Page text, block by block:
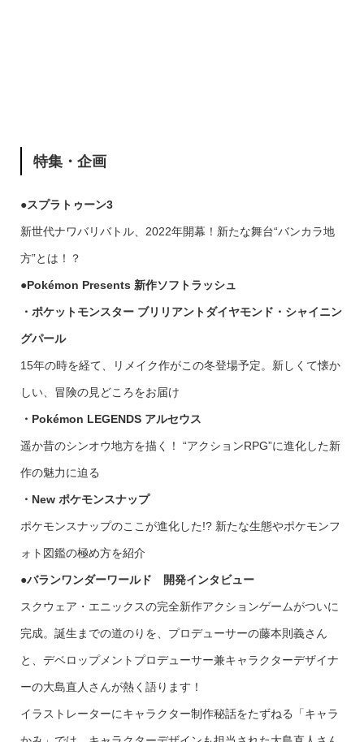
特集・企画
●スプラトゥーン3
新世代ナワバリバトル、2022年開幕！新たな舞台“バンカラ地
方”とは！？
●Pokémon Presents 新作ソフトラッシュ
・ポケットモンスター ブリリアントダイヤモンド・シャイニン
グパール
15年の時を経て、リメイク作がこの冬登場予定。新しくて懐か
しい、冒険の見どころをお届け
・Pokémon LEGENDS アルセウス
遥か昔のシンオウ地方を描く！ “アクションRPG”に進化した新
作の魅力に迫る
・New ポケモンスナップ
ポケモンスナップのここが進化した!? 新たな生態やポケモンフ
ォト図鑑の極め方を紹介
●バランワンダーワールド 開発インタビュー
スクウェア・エニックスの完全新作アクションゲームがついに
完成。誕生までの道のりを、プロデューサーの藤本則義さん
と、デベロップメントプロデューサー兼キャラクターデザイナ
ーの大島直人さんが熱く語ります！
イラストレーターにキャラクター制作秘話をたずねる「キャラ